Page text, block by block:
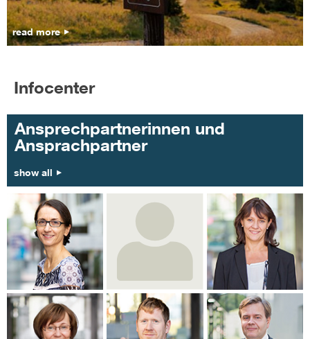
read more
Infocenter
Ansprechpartnerinnen und
Ansprachpartner
show all